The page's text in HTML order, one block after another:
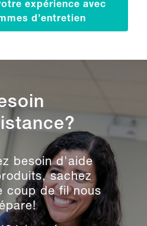
expérience avec
d’entretien
besoin d'aide
sachez
coup de fil nous